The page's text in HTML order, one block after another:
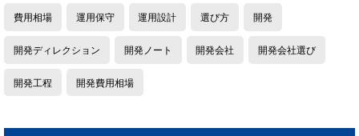
費用相場 運用保守 運用設計 選び方 開発
開発ディレクション 開発ノート 開発会社 開発会社選び
開発工程 開発費用相場